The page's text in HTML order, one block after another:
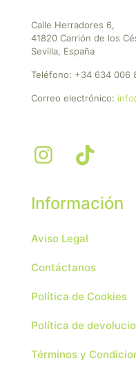
Calle Herradores 6,
41820 Carrión de los
Sevilla, España
Teléfono: +34 634 006
Correo electrónico:
Información
Aviso Legal
Contáctanos
Política de Cookies
Política de
Términos y